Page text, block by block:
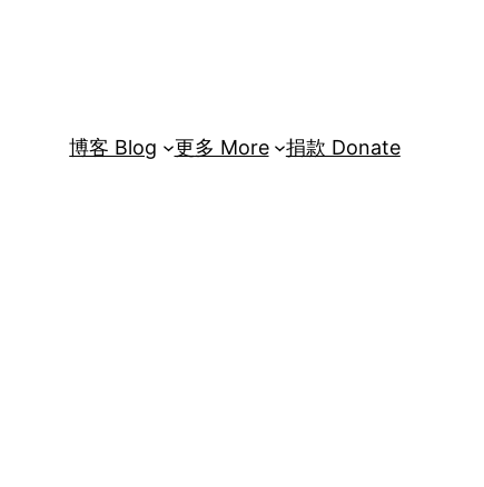
博客 Blog 更多 More 捐款 Donate